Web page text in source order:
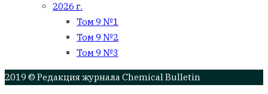
2026 г.
Том 9 №1
Том 9 №2
Том 9 №3
2019 © Редакция журнала Chemical Bulletin